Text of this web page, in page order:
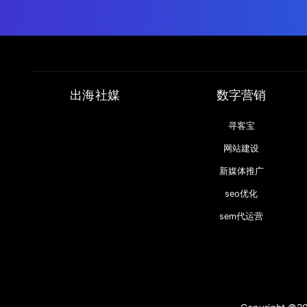
出海社媒 数字营销
寻客宝
网站建设
新媒体推广
seo优化
sem代运营